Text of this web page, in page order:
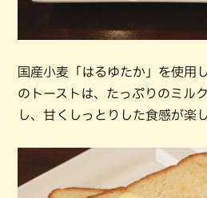
国産小麦「はるゆたか」を使用
のトーストは、たっぷりのミル
し、甘くしっとりした食感が楽